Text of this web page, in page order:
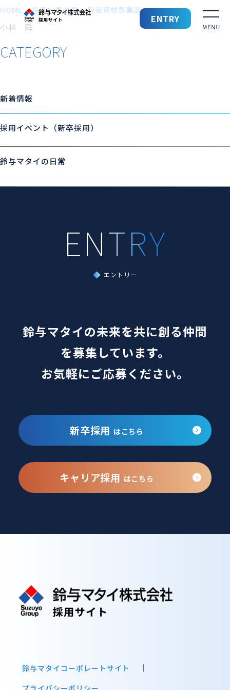
鈴与マタイ 採用サイト
ENTRY
採用TOP
鈴与マタイの仕事
働きやすい環境
HOME >先輩社員の声>包装資材事業部
小林 舜
CATEGORY
新着情報
採用イベント（新卒採用）
鈴与マタイの日常
エントリー
鈴与マタイの未来を共に創る仲間
を募集しています。
お気軽にご応募ください。
新卒採用 はこちら
キャリア採用 はこちら
鈴与マタイコーポレートサイト
プライバシーポリシー